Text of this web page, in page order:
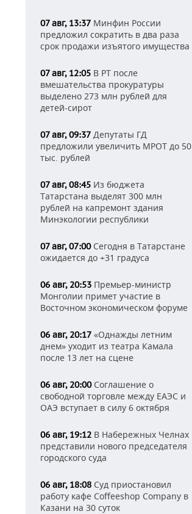
07 авг, 13:37 Минфин России
предложил сократить в два раза
срок продажи изъятого имущества
07 авг, 12:05 В РТ после
вмешательства прокуратуры
выделено 273 млн рублей для
детей-сирот
07 авг, 09:37 Депутаты ГД
предложили увеличить МРОТ до 50
тыс. рублей
07 авг, 08:45 Из бюджета
Татарстана выделят 300 млн
рублей на капремонт здания
Минэкологии республики
07 авг, 07:00Сегодня в Татарстане
ожидается до +31 градуса
06 авг, 20:53 Премьер-министр
Монголии примет участие в
Восточном экономическом форуме
06 авг, 20:17 «Однажды летним
днем» уходит из театра Камала
после 13 лет на сцене
06 авг, 20:00Соглашение о
свободной торговле между ЕАЭС и
ОАЭ вступает в силу 6 октября
06 авг, 19:12 В Набережных Челнах
представили нового председателя
городского суда
06 авг, 18:08 Суд приостановил
работу кафе Coffeeshop Company в
Казани на 30 суток